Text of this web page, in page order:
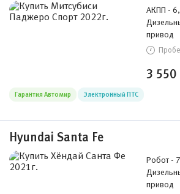
АКПП -
привод
3 550
Гарантия Автомир Электронный ПТС
Hyundai Santa Fe
Робот -
привод